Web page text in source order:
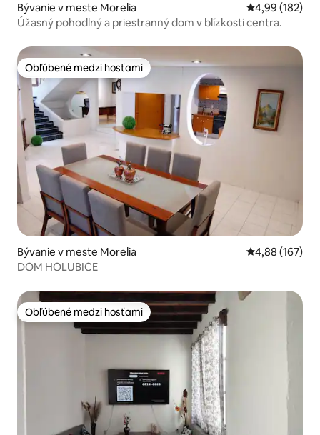
Bývanie v meste Morelia Priemerné
4,99 (182)
Úžasný pohodlný a priestranný dom v blízkosti centra.
Obľúbené medzi hosťami
Obľúbené medzi hosťami
Bývanie v meste Morelia Priemerné
4,88 (167)
DOM HOLUBICE
Obľúbené medzi hosťami
Obľúbené medzi hosťami